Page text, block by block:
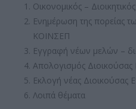
Οικονομικός –
Ενημέρωση της πορείας
ΚΟΙΝΣΕΠ
Εγγραφή νέων μελών –
Απολογισμός Διοικούσας
Εκλογή νέας Διοικούσας
Λοιπά θέματα